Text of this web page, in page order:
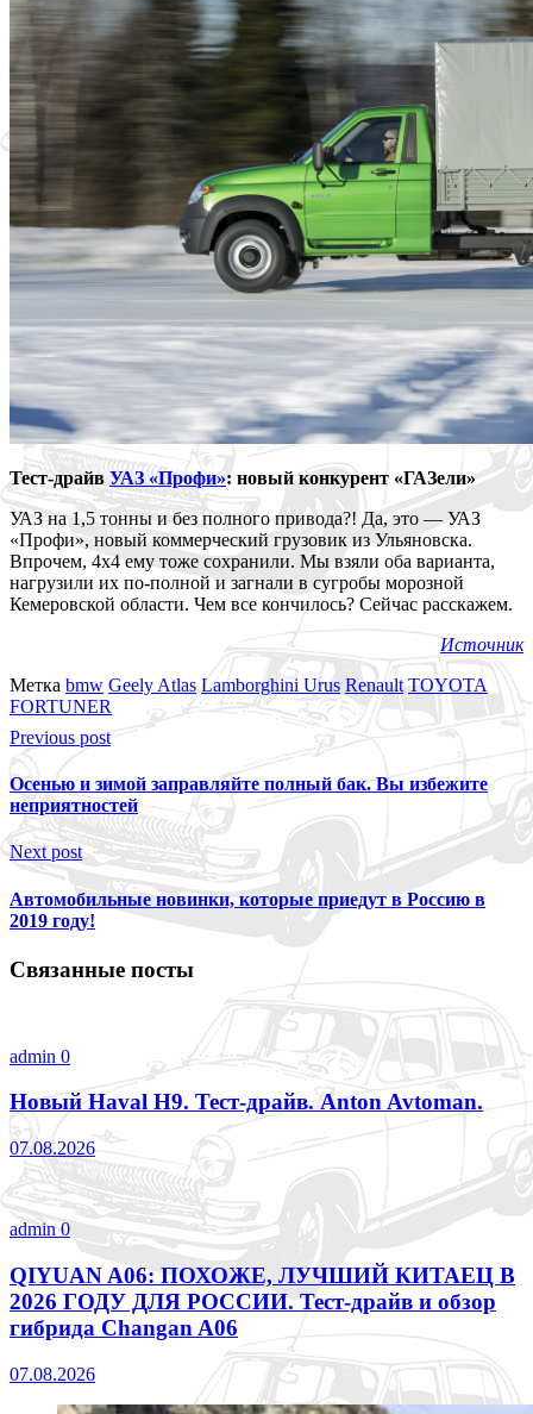
Тест-драйвУАЗ «Профи»: новый конкурент «ГАЗели»
УАЗ на 1,5 тонны и без полного привода?! Да, это — УАЗ
«Профи», новый коммерческий грузовик из Ульяновска.
Впрочем, 4х4 ему тоже сохранили. Мы взяли оба варианта,
нагрузили их по-полной и загнали в сугробы морозной
Кемеровской области. Чем все кончилось? Сейчас расскажем.
Источник
Метка bmw Geely Atlas Lamborghini Urus Renault TOYOTA
FORTUNER
Previous post
Осенью и зимой заправляйте полный бак. Вы избежите
неприятностей
Next post
Автомобильные новинки, которые приедут в Россию в
2019 году!
Связанные посты
admin 0
Новый Haval H9. Тест-драйв. Anton Avtoman.
07.08.2026
admin 0
QIYUAN A06: ПОХОЖЕ, ЛУЧШИЙ КИТАЕЦ В
2026 ГОДУ ДЛЯ РОССИИ. Тест-драйв и обзор
гибрида Changan A06
07.08.2026